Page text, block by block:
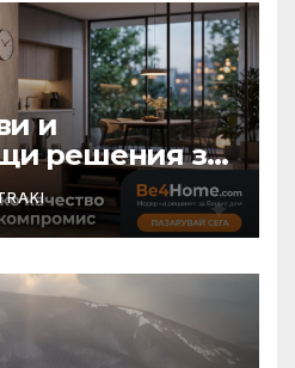
и
решения за